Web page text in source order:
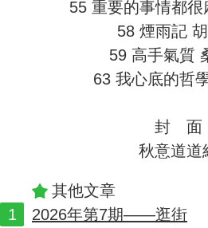
55 重要的事情都很
58 煙雨記
59 高手氣質
63 我心底的哲
封 面
秋意道道
其他文章
2026年第7期——逛街